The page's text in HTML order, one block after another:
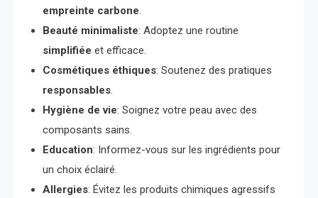
empreinte carbone.
Beauté minimaliste: Adoptez une routine
simplifiée et efficace.
Cosmétiques éthiques: Soutenez des pratiques
responsables.
Hygiène de vie: Soignez votre peau avec des
composants sains.
Education: Informez-vous sur les ingrédients pour
un choix éclairé.
Allergies: Évitez les produits chimiques agressifs